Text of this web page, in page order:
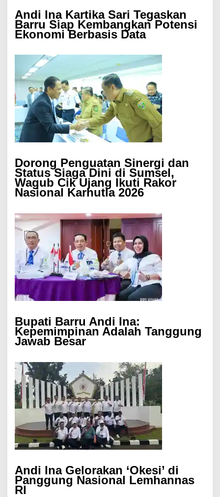
Andi Ina Kartika Sari Tegaskan
Barru Siap Kembangkan Potensi
Ekonomi Berbasis Data
Dorong Penguatan Sinergi dan
Status Siaga Dini di Sumsel,
Wagub Cik Ujang Ikuti Rakor
Nasional Karhutla 2026
Bupati Barru Andi Ina:
Kepemimpinan Adalah Tanggung
Jawab Besar
Andi Ina Gelorakan ‘Okesi’ di
Panggung Nasional Lemhannas
RI